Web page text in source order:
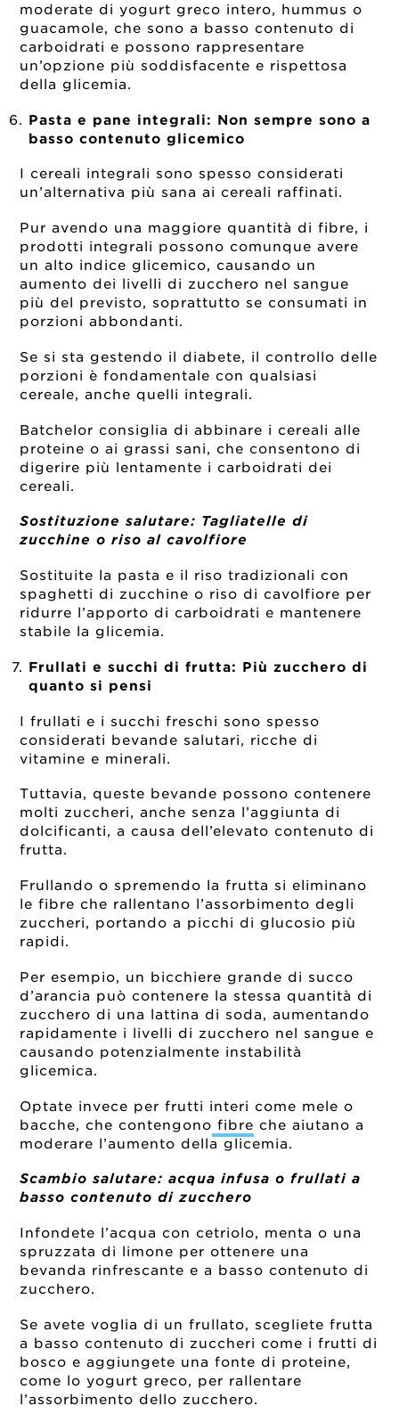
moderate di yogurt greco intero, hummus o
guacamole, che sono a basso contenuto di
carboidrati e possono rappresentare
un’opzione più soddisfacente e rispettosa
della glicemia.
Pasta e pane integrali: Non sempre sono a
basso contenuto glicemico
I cereali integrali sono spesso considerati
un’alternativa più sana ai cereali raffinati.
Pur avendo una maggiore quantità di fibre, i
prodotti integrali possono comunque avere
un alto indice glicemico, causando un
aumento dei livelli di zucchero nel sangue
più del previsto, soprattutto se consumati in
porzioni abbondanti.
Se si sta gestendo il diabete, il controllo delle
porzioni è fondamentale con qualsiasi
cereale, anche quelli integrali.
Batchelor consiglia di abbinare i cereali alle
proteine o ai grassi sani, che consentono di
digerire più lentamente i carboidrati dei
cereali.
Sostituzione salutare: Tagliatelle di
zucchine o riso al cavolfiore
Sostituite la pasta e il riso tradizionali con
spaghetti di zucchine o riso di cavolfiore per
ridurre l’apporto di carboidrati e mantenere
stabile la glicemia.
Frullati e succhi di frutta: Più zucchero di
quanto si pensi
I frullati e i succhi freschi sono spesso
considerati bevande salutari, ricche di
vitamine e minerali.
Tuttavia, queste bevande possono contenere
molti zuccheri, anche senza l’aggiunta di
dolcificanti, a causa dell’elevato contenuto di
frutta.
Frullando o spremendo la frutta si eliminano
le fibre che rallentano l’assorbimento degli
zuccheri, portando a picchi di glucosio più
rapidi.
Per esempio, un bicchiere grande di succo
d’arancia può contenere la stessa quantità di
zucchero di una lattina di soda, aumentando
rapidamente i livelli di zucchero nel sangue e
causando potenzialmente instabilità
glicemica.
Optate invece per frutti interi come mele o
bacche, che contengono fibre che aiutano a
moderare l’aumento della glicemia.
Scambio salutare: acqua infusa o frullati a
basso contenuto di zucchero
Infondete l’acqua con cetriolo, menta o una
spruzzata di limone per ottenere una
bevanda rinfrescante e a basso contenuto di
zucchero.
Se avete voglia di un frullato, scegliete frutta
a basso contenuto di zuccheri come i frutti di
bosco e aggiungete una fonte di proteine,
come lo yogurt greco, per rallentare
l’assorbimento dello zucchero.